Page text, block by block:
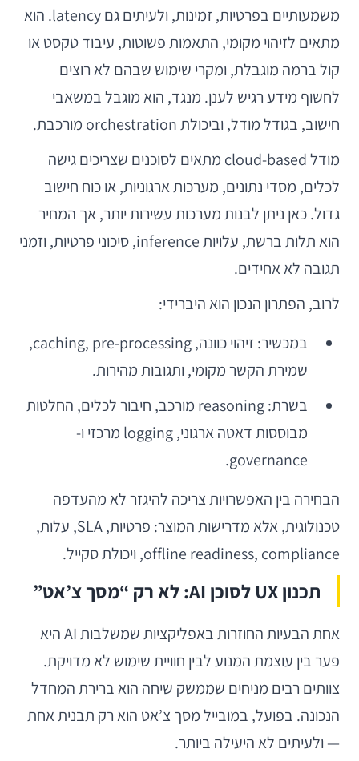
משמעותיים בפרטיות, זמינות, ולעיתים גם latency. הוא
מתאים לזיהוי מקומי, התאמות פשוטות, עיבוד טקסט או
קול ברמה מוגבלת, ומקרי שימוש שבהם לא רוצים
לחשוף מידע רגיש לענן. מנגד, הוא מוגבל במשאבי
חישוב, בגודל מודל, וביכולת orchestration מורכבת.
מודל cloud-based מתאים לסוכנים שצריכים גישה
לכלים, מסדי נתונים, מערכות ארגוניות, או כוח חישוב
גדול. כאן ניתן לבנות מערכות עשירות יותר, אך המחיר
הוא תלות ברשת, עלויות inference, סיכוני פרטיות, וזמני
תגובה לא אחידים.
לרוב, הפתרון הנכון הוא היברידי:
במכשיר: זיהוי כוונה, caching, pre-processing,
שמירת הקשר מקומי, ותגובות מהירות.
בשרת: reasoning מורכב, חיבור לכלים, החלטות
מבוססות דאטה ארגוני, logging מרכזי ו-
governance.
הבחירה בין האפשרויות צריכה להיגזר לא מהעדפה
טכנולוגית, אלא מדרישות המוצר: פרטיות, SLA, עלות,
offline readiness, compliance, ויכולת סקייל.
תכנון UX לסוכן AI: לא רק “מסך צ’אט”
אחת הבעיות החוזרות באפליקציות שמשלבות AI היא
פער בין עוצמת המנוע לבין חוויית שימוש לא מדויקת.
צוותים רבים מניחים שממשק שיחה הוא ברירת המחדל
הנכונה. בפועל, במובייל מסך צ’אט הוא רק תבנית אחת
— ולעיתים לא היעילה ביותר.